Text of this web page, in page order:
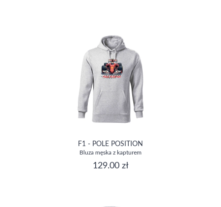
F1 - POLE POSITION
Bluza męska z kapturem
129.00 zł